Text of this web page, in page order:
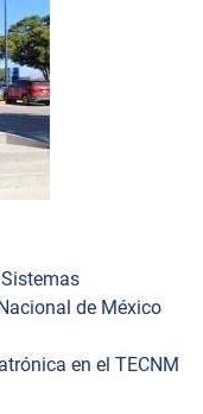
de México
en el TECNM